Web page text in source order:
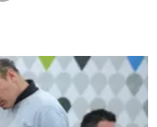
y finanzas